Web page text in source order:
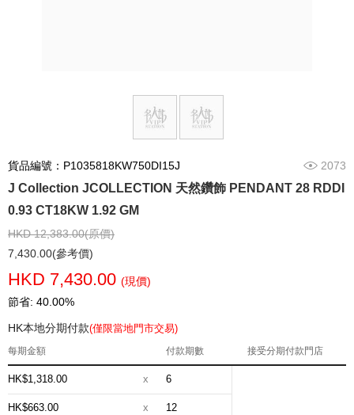
貨品編號：P1035818KW750DI15J 2073
J Collection JCOLLECTION 天然鑽飾 PENDANT 28 RDDI
0.93 CT18KW 1.92 GM
HKD 12,383.00(原價)
7,430.00(參考價)
HKD 7,430.00 (現價)
節省: 40.00%
HK本地分期付款(僅限當地門市交易)
每期金額 付款期數 接受分期付款門店
HK$1,318.00 x 6
HK$663.00 x 12